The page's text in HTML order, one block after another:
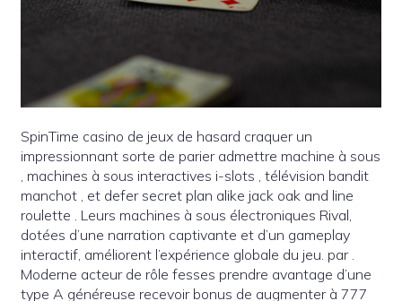
SpinTime casino de jeux de hasard craquer un
impressionnant sorte de parier admettre machine à sous
, machines à sous interactives i-slots , télévision bandit
manchot , et defer secret plan alike jack oak and line
roulette . Leurs machines à sous électroniques Rival,
dotées d’une narration captivante et d’un gameplay
interactif, améliorent l’expérience globale du jeu. par .
Moderne acteur de rôle fesses prendre avantage d’une
type A généreuse recevoir bonus de augmenter à 777